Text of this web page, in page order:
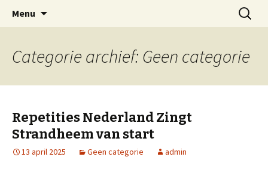
Arnold Wienen
Welkom op mijn website
Menu
springen
Zoeken
naar:
Categorie archief: Geen categorie
Repetities Nederland Zingt
Strandheem van start
13 april 2025 Geen categorie admin